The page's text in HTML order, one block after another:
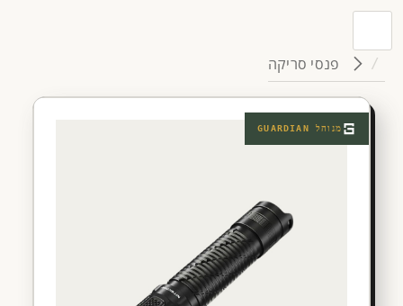
פנסי סריקה
מנוהל GUARDIAN